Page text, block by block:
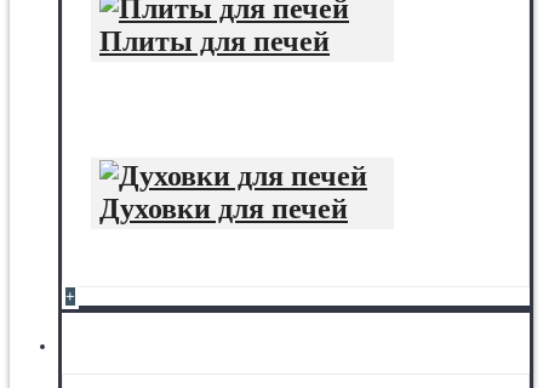
Плиты для печей
Духовки для печей
+